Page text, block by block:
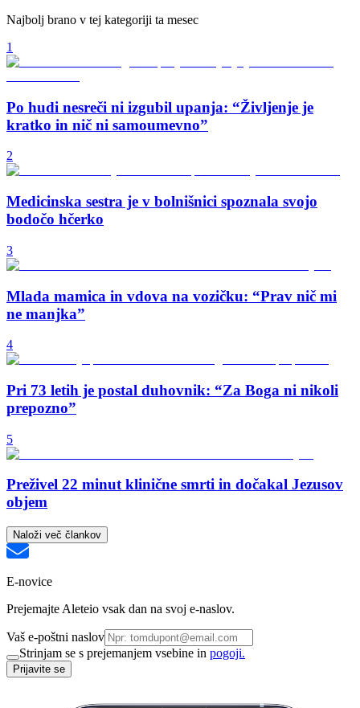
Najbolj brano v tej kategoriji ta mesec
1
Po hudi nesreči ni izgubil upanja: “Življenje je
kratko in nič ni samoumevno”
2
Medicinska sestra je v bolnišnici spoznala svojo
bodočo hčerko
3
Mlada mamica in vdova na vozičku: “Prav nič mi
ne manjka”
4
Pri 73 letih je postal duhovnik: “Za Boga ni nikoli
prepozno”
5
Preživel 22 minut klinične smrti in dočakal Jezusov
objem
Naloži več člankov
E-novice
Prejemajte Aleteio vsak dan na svoj e-naslov.
Vaš e-poštni naslov
Strinjam se s prejemanjem vsebine in pogoji.
Prijavite se